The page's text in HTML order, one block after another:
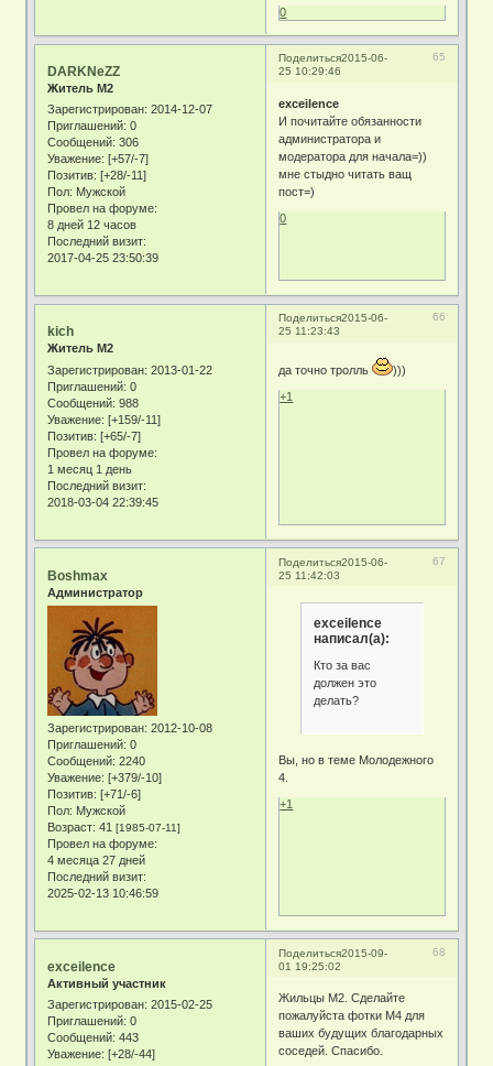
0
Поделиться 65
2015-06-
25 10:29:46
DARKNeZZ
Житель М2
Зарегистрирован: 2014-12-07
Приглашений: 0
Сообщений: 306
Уважение: [+57/-7]
Позитив: [+28/-11]
Пол: Мужской
Провел на форуме:
8 дней 12 часов
Последний визит:
2017-04-25 23:50:39
exceilence
И почитайте обязанности
администратора и
модератора для начала=))
мне стыдно читать ващ
пост=)
0
Поделиться 66
2015-06-
25 11:23:43
kich
Житель М2
Зарегистрирован: 2013-01-22
Приглашений: 0
Сообщений: 988
Уважение: [+159/-11]
Позитив: [+65/-7]
Провел на форуме:
1 месяц 1 день
Последний визит:
2018-03-04 22:39:45
да точно тролль
)))
+1
Поделиться 67
2015-06-
25 11:42:03
Boshmax
Администратор
Зарегистрирован: 2012-10-08
Приглашений: 0
Сообщений: 2240
Уважение: [+379/-10]
Позитив: [+71/-6]
Пол: Мужской
Возраст: 41[1985-07-11]
Провел на форуме:
4 месяца 27 дней
Последний визит:
2025-02-13 10:46:59
exceilence
написал(а):
Кто за вас
должен это
делать?
Вы, но в теме Молодежного
4.
+1
Поделиться 68
2015-09-
01 19:25:02
exceilence
Активный участник
Зарегистрирован: 2015-02-25
Приглашений: 0
Сообщений: 443
Уважение: [+28/-44]
Жильцы М2. Сделайте
пожалуйста фотки М4 для
ваших будущих благодарных
соседей. Спасибо.